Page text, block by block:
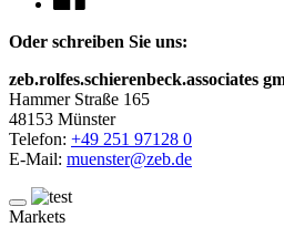
Oder schreiben Sie uns:
zeb.rolfes.schierenbeck.associates
Hammer Straße 165
48153 Münster
Telefon: +49 251 97128 0
E-Mail: muenster@zeb.de
Markets